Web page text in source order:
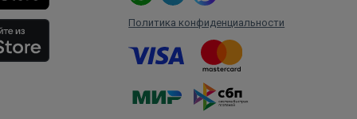
Политика конфиденциальности